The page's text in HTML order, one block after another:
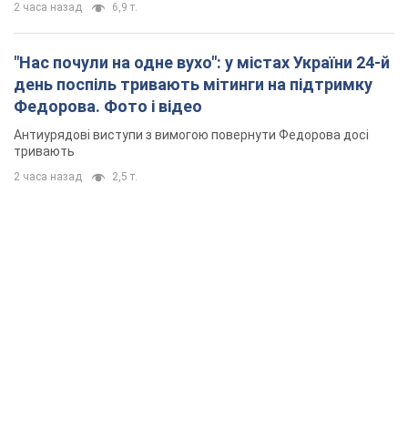
2 часа назад 6,9 т.
"Нас почули на одне вухо": у містах України 24-й
день поспіль тривають мітинги на підтримку
Федорова. Фото і відео
Антиурядові виступи з вимогою повернути Федорова досі
тривають
2 часа назад 2,5 т.